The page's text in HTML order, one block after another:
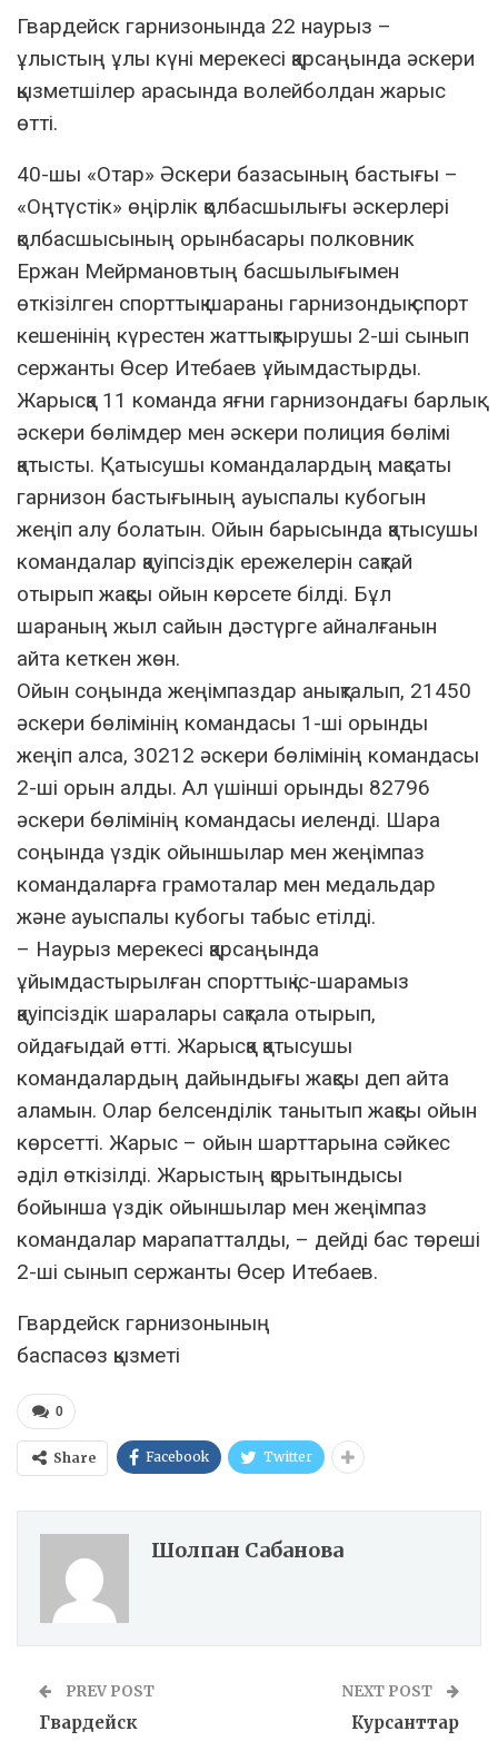
Гвардейск гарнизонында 22 наурыз –
ұлыстың ұлы күні мерекесі қарсаңында әскери
қызметшілер арасында волейболдан жарыс
өтті.
40-шы «Отар» Әскери базасының бастығы –
«Оңтүстік» өңірлік қолбасшылығы әскерлері
қолбасшысының орынбасары полковник
Ержан Мейрмановтың басшылығымен
өткізілген спорттық шараны гарнизондық спорт
кешенінің күрестен жаттықтырушы 2-ші сынып
сержанты Өсер Итебаев ұйымдастырды.
Жарысқа 11 команда яғни гарнизондағы барлық
әскери бөлімдер мен әскери полиция бөлімі
қатысты. Қатысушы командалардың мақсаты
гарнизон бастығының ауыспалы кубогын
жеңіп алу болатын. Ойын барысында қатысушы
командалар қауіпсіздік ережелерін сақтай
отырып жақсы ойын көрсете білді. Бұл
шараның жыл сайын дәстүрге айналғанын
айта кеткен жөн.
Ойын соңында жеңімпаздар анықталып, 21450
әскери бөлімінің командасы 1-ші орынды
жеңіп алса, 30212 әскери бөлімінің командасы
2-ші орын алды. Ал үшінші орынды 82796
әскери бөлімінің командасы иеленді. Шара
соңында үздік ойыншылар мен жеңімпаз
командаларға грамоталар мен медальдар
және ауыспалы кубогы табыс етілді.
– Наурыз мерекесі қарсаңында
ұйымдастырылған спорттық іс-шарамыз
қауіпсіздік шаралары сақтала отырып,
ойдағыдай өтті. Жарысқа қатысушы
командалардың дайындығы жақсы деп айта
аламын. Олар белсенділік танытып жақсы ойын
көрсетті. Жарыс – ойын шарттарына сәйкес
әділ өткізілді. Жарыстың қорытындысы
бойынша үздік ойыншылар мен жеңімпаз
командалар марапатталды, – дейді бас төреші
2-ші сынып сержанты Өсер Итебаев.
Гвардейск гарнизонының
баспасөз қызметі
0
Share Facebook Twitter
Шолпан Сабанова
PREV POST
Гвардейск
NEXT POST
Курсанттар